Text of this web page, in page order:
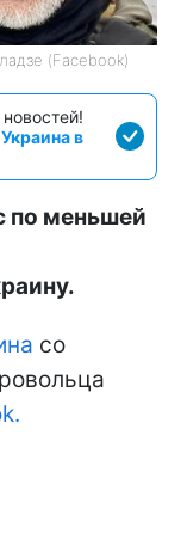
(Facebook)
в
по меньшей
со